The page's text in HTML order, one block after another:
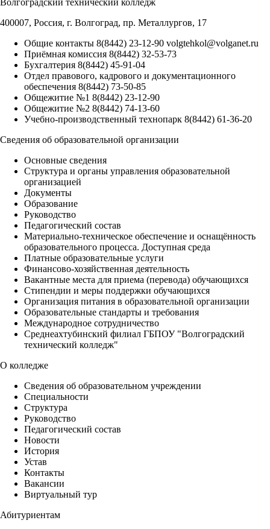
400007, Россия, г. Волгоград, пр. Металлургов, 17
Общие контакты 8(8442) 23-12-90 volgtehkol@volganet.ru
Приёмная комиссия 8(8442) 32-53-73
Бухгалтерия 8(8442) 45-91-04
Отдел правового, кадрового и документационного
обеспечения 8(8442) 73-50-85
Общежитие №1 8(8442) 23-12-90
Общежитие №2 8(8442) 74-13-60
Учебно-производственный технопарк 8(8442) 61-36-20
Сведения об образовательной организации
Основные сведения
Структура и органы управления образовательной
организацией
Документы
Образование
Руководство
Педагогический состав
Материально-техническое обеспечение и оснащённость
образовательного процесса. Доступная среда
Платные образовательные услуги
Финансово-хозяйственная деятельность
Вакантные места для приема (перевода) обучающихся
Стипендии и меры поддержки обучающихся
Организация питания в образовательной организации
Образовательные стандарты и требования
Международное сотрудничество
Среднеахтубинский филиал ГБПОУ "Волгоградский
технический колледж"
О колледже
Сведения об образовательном учреждении
Специальности
Структура
Руководство
Педагогический состав
Новости
История
Устав
Контакты
Вакансии
Виртуальный тур
Абитуриентам